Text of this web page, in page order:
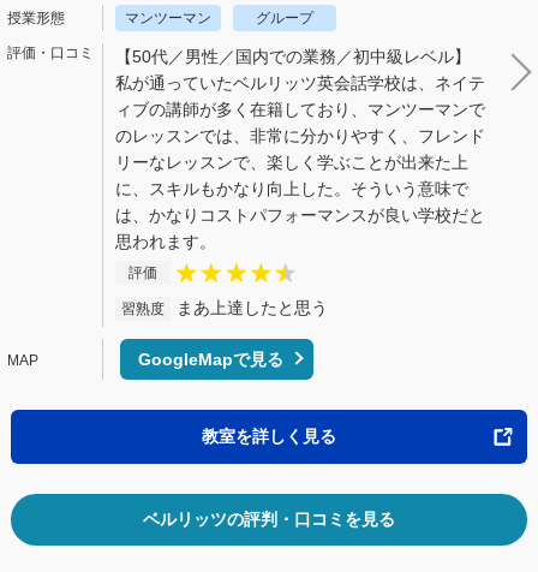
マンツーマン グループ
【50代／男性／国内での業務／初中級レベル】
私が通っていたベルリッツ英会話学校は、ネイテ
ィブの講師が多く在籍しており、マンツーマンで
のレッスンでは、非常に分かりやすく、フレンド
リーなレッスンで、楽しく学ぶことが出来た上
に、スキルもかなり向上した。そういう意味で
は、かなりコストパフォーマンスが良い学校だと
思われます。
評価
習熟度 まあ上達したと思う
GoogleMapで見る
教室を詳しく見る
ベルリッツの評判・口コミを見る